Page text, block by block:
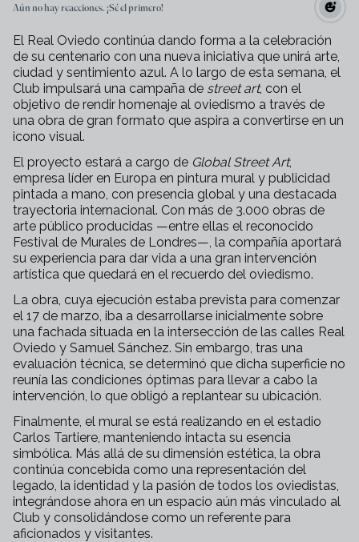
Aún no hay reacciones. ¡Sé el primero!
El Real Oviedo continúa dando forma a la celebración
de su centenario con una nueva iniciativa que unirá arte,
ciudad y sentimiento azul. A lo largo de esta semana, el
Club impulsará una campaña de street art, con el
objetivo de rendir homenaje al oviedismo a través de
una obra de gran formato que aspira a convertirse en un
icono visual.
El proyecto estará a cargo de Global Street Art,
empresa líder en Europa en pintura mural y publicidad
pintada a mano, con presencia global y una destacada
trayectoria internacional. Con más de 3.000 obras de
arte público producidas —entre ellas el reconocido
Festival de Murales de Londres—, la compañía aportará
su experiencia para dar vida a una gran intervención
artística que quedará en el recuerdo del oviedismo.
La obra, cuya ejecución estaba prevista para comenzar
el 17 de marzo, iba a desarrollarse inicialmente sobre
una fachada situada en la intersección de las calles Real
Oviedo y Samuel Sánchez. Sin embargo, tras una
evaluación técnica, se determinó que dicha superficie no
reunía las condiciones óptimas para llevar a cabo la
intervención, lo que obligó a replantear su ubicación.
Finalmente, el mural se está realizando en el estadio
Carlos Tartiere, manteniendo intacta su esencia
simbólica. Más allá de su dimensión estética, la obra
continúa concebida como una representación del
legado, la identidad y la pasión de todos los oviedistas,
integrándose ahora en un espacio aún más vinculado al
Club y consolidándose como un referente para
aficionados y visitantes.